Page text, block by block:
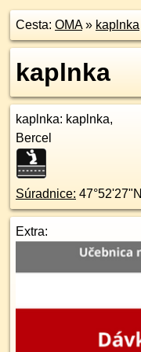
Cesta: OMA» kaplnka
kaplnka
kaplnka: kaplnka,
Bercel
Súradnice: 47°52'27"N
Extra: